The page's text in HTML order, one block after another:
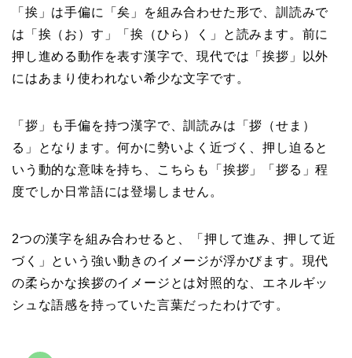
「挨」は手偏に「矣」を組み合わせた形で、訓読みで
は「挨（お）す」「挨（ひら）く」と読みます。前に
押し進める動作を表す漢字で、現代では「挨拶」以外
にはあまり使われない希少な文字です。
「拶」も手偏を持つ漢字で、訓読みは「拶（せま）
る」となります。何かに勢いよく近づく、押し迫ると
いう動的な意味を持ち、こちらも「挨拶」「拶る」程
度でしか日常語には登場しません。
2つの漢字を組み合わせると、「押して進み、押して近
づく」という強い動きのイメージが浮かびます。現代
の柔らかな挨拶のイメージとは対照的な、エネルギッ
シュな語感を持っていた言葉だったわけです。